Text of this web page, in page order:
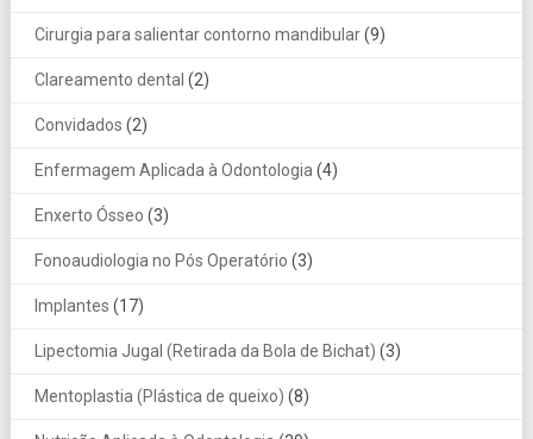
Cirurgia para salientar contorno mandibular(9)
Clareamento dental (2)
Convidados (2)
Enfermagem Aplicada à Odontologia (4)
Enxerto Ósseo (3)
Fonoaudiologia no Pós Operatório (3)
Implantes (17)
Lipectomia Jugal (Retirada da Bola de Bichat) (3)
Mentoplastia (Plástica de queixo) (8)